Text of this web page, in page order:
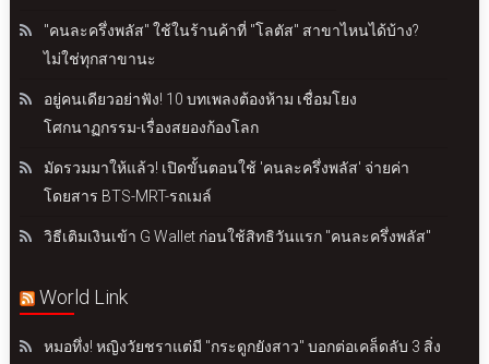
"คนละครึ่งพลัส" ใช้ในร้านค้าที่ "โลตัส" สาขาไหนได้บ้าง?
ไม่ใช่ทุกสาขานะ
อยู่คนเดียวอย่าฟัง! 10 บทเพลงต้องห้าม เชื่อมโยง
โศกนาฏกรรม-เรื่องสยองก้องโลก
มัดรวมมาให้แล้ว! เปิดขั้นตอนใช้ 'คนละครึ่งพลัส' จ่ายค่า
โดยสาร BTS-MRT-รถเมล์
วิธีเติมเงินเข้า G Wallet ก่อนใช้สิทธิวันแรก "คนละครึ่งพลัส"
World Link
หมอทึ่ง! หญิงวัยชราแต่มี "กระดูกยังสาว" บอกต่อเคล็ดลับ 3 สิ่ง